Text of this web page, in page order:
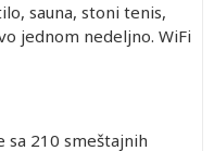
sauna, stoni tenis,
jednom nedeljno. WiFi
sa 210 smeštajnih